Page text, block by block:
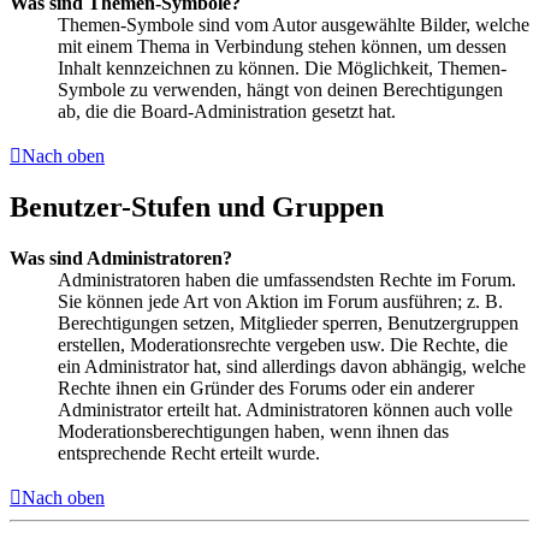
Themen-Symbole sind vom Autor ausgewählte Bilder, welche
mit einem Thema in Verbindung stehen können, um dessen
Inhalt kennzeichnen zu können. Die Möglichkeit, Themen-
Symbole zu verwenden, hängt von deinen Berechtigungen
ab, die die Board-Administration gesetzt hat.
Nach oben
Benutzer-Stufen und Gruppen
Was sind Administratoren?
Administratoren haben die umfassendsten Rechte im Forum.
Sie können jede Art von Aktion im Forum ausführen; z. B.
Berechtigungen setzen, Mitglieder sperren, Benutzergruppen
erstellen, Moderationsrechte vergeben usw. Die Rechte, die
ein Administrator hat, sind allerdings davon abhängig, welche
Rechte ihnen ein Gründer des Forums oder ein anderer
Administrator erteilt hat. Administratoren können auch volle
Moderationsberechtigungen haben, wenn ihnen das
entsprechende Recht erteilt wurde.
Nach oben